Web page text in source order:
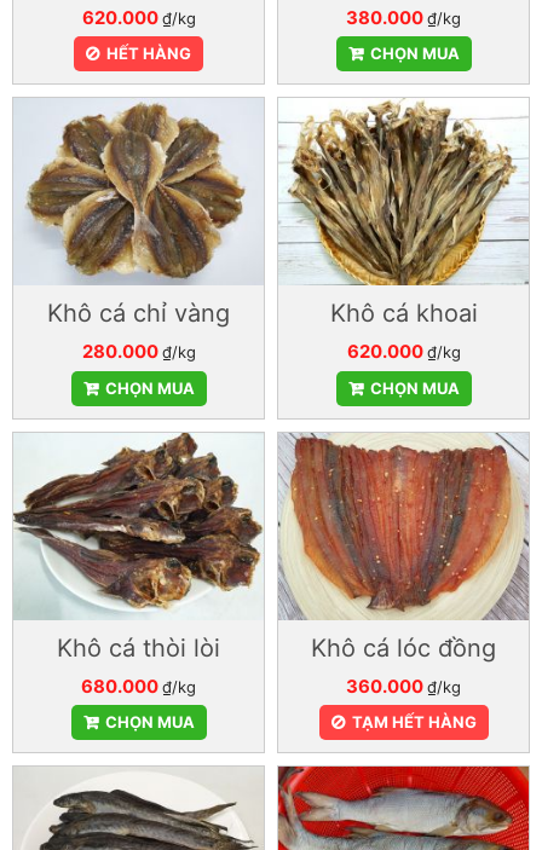
620.000 ₫/kg
HẾT HÀNG
380.000₫/kg
CHỌN MUA
Khô cá chỉ vàng
280.000 ₫/kg
CHỌN MUA
Khô cá khoai
620.000 ₫/kg
CHỌN MUA
Khô cá thòi lòi
680.000₫/kg
CHỌN MUA
Khô cá lóc đồng
360.000₫/kg
TẠM HẾT HÀNG